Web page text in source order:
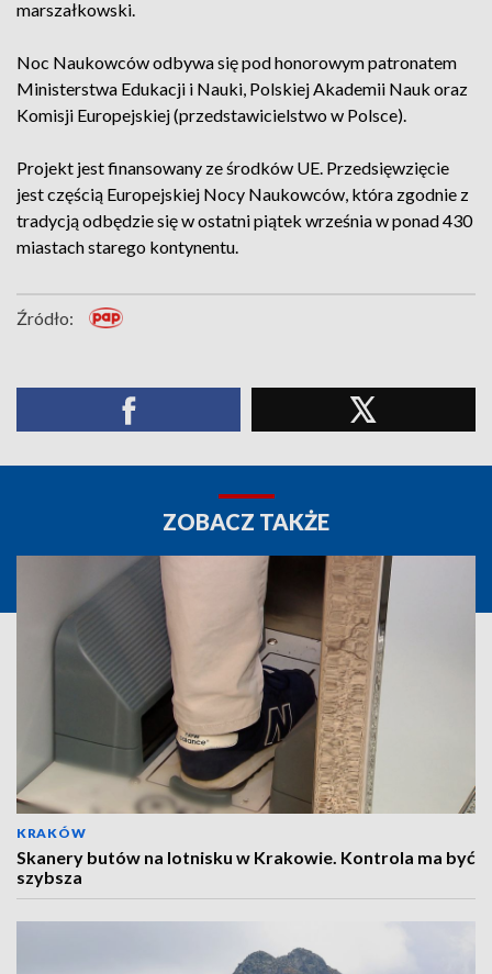
marszałkowski.
Noc Naukowców odbywa się pod honorowym patronatem
Ministerstwa Edukacji i Nauki, Polskiej Akademii Nauk oraz
Komisji Europejskiej (przedstawicielstwo w Polsce).
Projekt jest finansowany ze środków UE. Przedsięwzięcie
jest częścią Europejskiej Nocy Naukowców, która zgodnie z
tradycją odbędzie się w ostatni piątek września w ponad 430
miastach starego kontynentu.
Źródło:
ZOBACZ TAKŻE
KRAKÓW
Skanery butów na lotnisku w Krakowie. Kontrola ma być
szybsza